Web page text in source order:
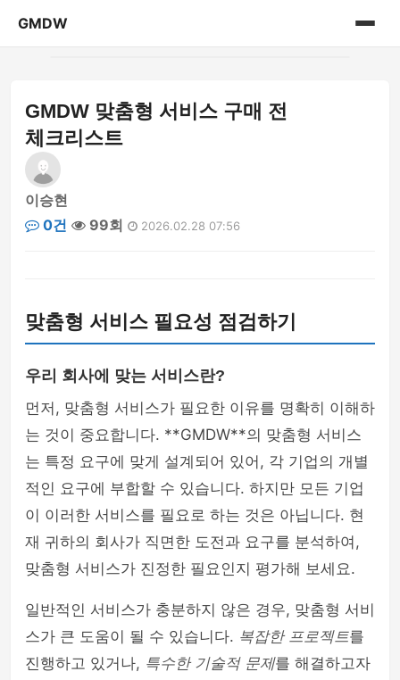
GMDW
게시판
GMDW 맞춤형 서비스 구매 전
체크리스트
이승현
0건
99회 2026.02.28 07:56
맞춤형 서비스 필요성 점검하기
우리 회사에 맞는 서비스란?
먼저, 맞춤형 서비스가 필요한 이유를 명확히 이해하
는 것이 중요합니다. **GMDW**의 맞춤형 서비스
는 특정 요구에 맞게 설계되어 있어, 각 기업의 개별
적인 요구에 부합할 수 있습니다. 하지만 모든 기업
이 이러한 서비스를 필요로 하는 것은 아닙니다. 현
재 귀하의 회사가 직면한 도전과 요구를 분석하여,
맞춤형 서비스가 진정한 필요인지 평가해 보세요.
일반적인 서비스가 충분하지 않은 경우, 맞춤형 서비
스가 큰 도움이 될 수 있습니다. 복잡한 프로젝트를
진행하고 있거나, 특수한 기술적 문제를 해결하고자